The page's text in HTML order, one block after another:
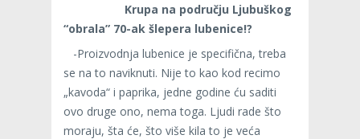
Krupa na području Ljubuškog
“obrala” 70-ak šlepera lubenice!?
-Proizvodnja lubenice je specifična, treba
se na to naviknuti. Nije to kao kod recimo
„kavoda“ i paprika, jedne godine ću saditi
ovo druge ono, nema toga. Ljudi rade što
moraju, šta će, što više kila to je veća